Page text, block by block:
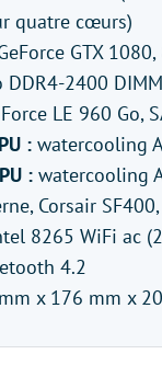
quatre cœurs)
GTX 1080,
DDR4-2400 DIMM
LE 960 Go,
: watercooling
: watercooling
Corsair
8265 WiFi ac
4.2
x 176 mm x